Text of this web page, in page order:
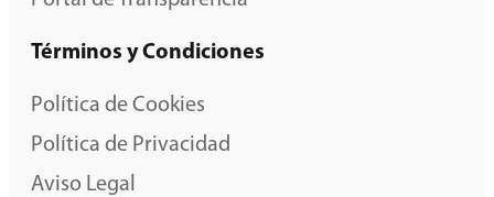
Términos y Condiciones
Política de Cookies
Política de Privacidad
Aviso Legal